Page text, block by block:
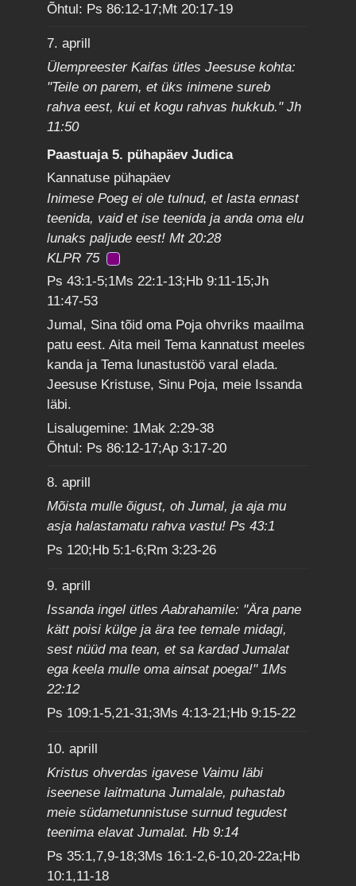
Õhtul: Ps 86:12-17;Mt 20:17-19
7. aprill
Ülempreester Kaifas ütles Jeesuse kohta:
"Teile on parem, et üks inimene sureb
rahva eest, kui et kogu rahvas hukkub." Jh
11:50
Paastuaja 5. pühapäev Judica
Kannatuse pühapäev
Inimese Poeg ei ole tulnud, et lasta ennast
teenida, vaid et ise teenida ja anda oma elu
lunaks paljude eest! Mt 20:28
KLPR 75
Ps 43:1-5;1Ms 22:1-13;Hb 9:11-15;Jh
11:47-53
Jumal, Sina tõid oma Poja ohvriks maailma
patu eest. Aita meil Tema kannatust meeles
kanda ja Tema lunastustöö varal elada.
Jeesuse Kristuse, Sinu Poja, meie Issanda
läbi.
Lisalugemine: 1Mak 2:29-38
Õhtul: Ps 86:12-17;Ap 3:17-20
8. aprill
Mõista mulle õigust, oh Jumal, ja aja mu
asja halastamatu rahva vastu! Ps 43:1
Ps 120;Hb 5:1-6;Rm 3:23-26
9. aprill
Issanda ingel ütles Aabrahamile: "Ära pane
kätt poisi külge ja ära tee temale midagi,
sest nüüd ma tean, et sa kardad Jumalat
ega keela mulle oma ainsat poega!" 1Ms
22:12
Ps 109:1-5,21-31;3Ms 4:13-21;Hb 9:15-22
10. aprill
Kristus ohverdas igavese Vaimu läbi
iseenese laitmatuna Jumalale, puhastab
meie südametunnistuse surnud tegudest
teenima elavat Jumalat. Hb 9:14
Ps 35:1,7,9-18;3Ms 16:1-2,6-10,20-22a;Hb
10:1,11-18